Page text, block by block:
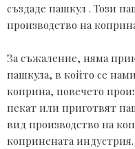
създаде пашкул . Този
производство на
За съжаление, няма
пашкула, в който се
коприна, повечето
пекат или приготвят
вид производство на
копринената индустрия.